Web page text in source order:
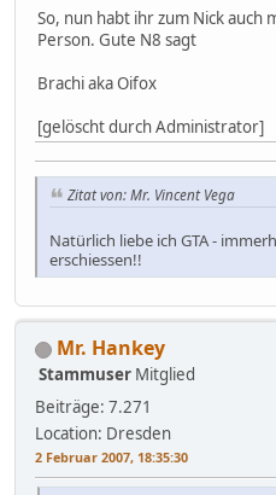
So, nun habt ihr zum Nick
Person. Gute N8 sagt
Brachi aka Oifox
[gelöscht durch Administrator]
Zitat von: Mr. Vincent Vega
Natürlich liebe ich GTA -
erschiessen!!
Mr. Hankey
Stammuser Mitglied
Beiträge: 7.271
Location: Dresden
2 Februar 2007, 18:35:30